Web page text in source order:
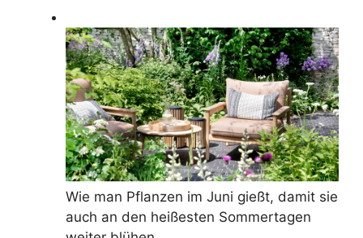
Wie man Pflanzen im Juni gießt, damit sie
auch an den heißesten Sommertagen